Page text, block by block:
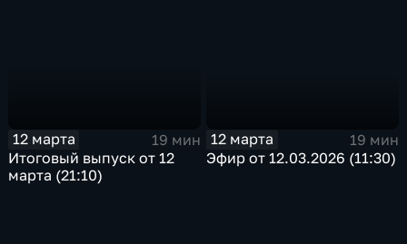
12 марта
19 мин
Итоговый выпуск от 12
марта (21:10)
12 марта
19 мин
Эфир от 12.03.2026 (11:30)